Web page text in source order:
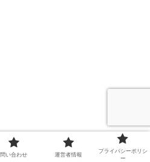
問い合わせ 運営者情報
プライバシーポリシ
ー